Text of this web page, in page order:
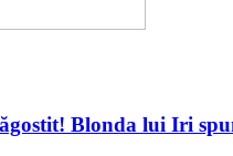
Blonda lui Iri